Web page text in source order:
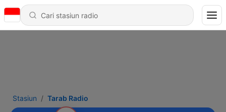
Stasiun Tarab Radio